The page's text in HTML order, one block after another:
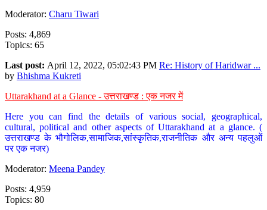
Moderator: Charu Tiwari
Posts: 4,869
Topics: 65
Last post: April 12, 2022, 05:02:43 PM Re: History of Haridwar ...
by Bhishma Kukreti
Uttarakhand at a Glance - उत्तराखण्ड : एक नजर में
Here you can find the details of various social, geographical,
cultural, political and other aspects of Uttarakhand at a glance. (
उत्तराखण्ड के भौगोलिक,सामाजिक,सांस्कृतिक,राजनीतिक और अन्य पहलुओं
पर एक नजर)
Moderator: Meena Pandey
Posts: 4,959
Topics: 80